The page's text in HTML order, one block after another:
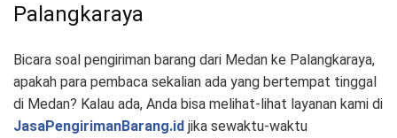
Palangkaraya
Bicara soal pengiriman barang dari Medan ke Palangkaraya,
apakah para pembaca sekalian ada yang bertempat tinggal
di Medan? Kalau ada, Anda bisa melihat-lihat layanan kami di
JasaPengirimanBarang.id jika sewaktu-waktu